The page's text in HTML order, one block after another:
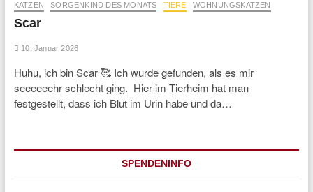
KATZEN SORGENKIND DES MONATS TIERE WOHNUNGSKATZEN
Scar
10. Januar 2026
Huhu, ich bin Scar 🥰 Ich wurde gefunden, als es mir
seeeeeehr schlecht ging. Hier im Tierheim hat man
festgestellt, dass ich Blut im Urin habe und da…
SPENDENINFO